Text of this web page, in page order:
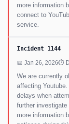
more information
connect to
service.
Incident 1144
📅 Jan 26, 2026⏱
We are currently
affecting
delays when
further investigate
more information